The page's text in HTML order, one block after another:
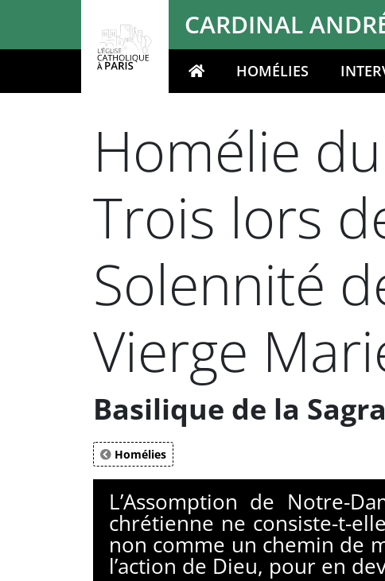
CARDINAL
Votre rechercheHOMÉLIES
Homélie
Trois lors
Solennité
Vierge
Basilique de la
Homélies
L’Assomption de Notre-
chrétienne ne consiste-t-
non comme un chemin de
l’action de Dieu, pour en